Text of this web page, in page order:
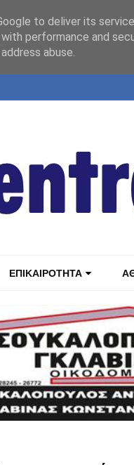
ΕΠΙΚΑΙΡΟΤΗΤΑ
to deliver its
performance and
abuse.